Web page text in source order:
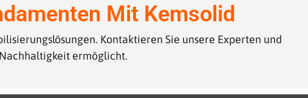
Mit Kemsolid
Kontaktieren Sie unsere Experten und
ermöglicht.